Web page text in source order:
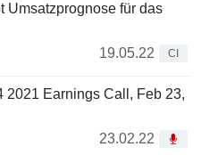
Umsatzprognose für das
19.05.22
CI
2021 Earnings Call, Feb 23,
23.02.22